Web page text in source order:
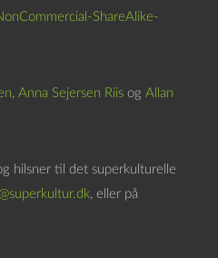
ShareAlike-
, Anna Sejersen Riis og Allan
hilsner til det superkulturelle
, eller på